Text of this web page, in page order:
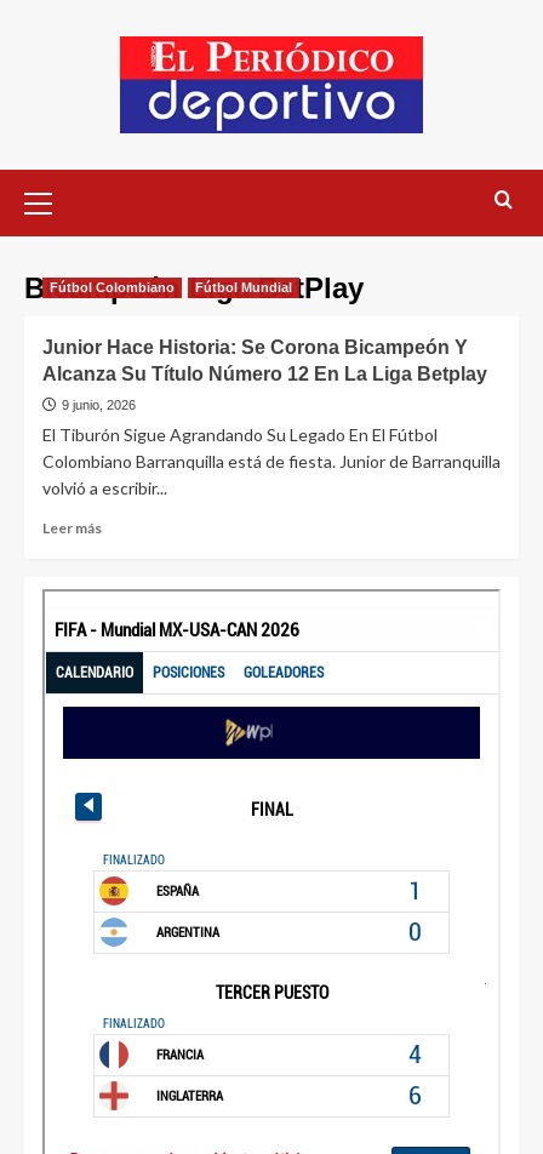
Bicampeón Liga BetPlay
Fútbol Colombiano Fútbol Mundial
Junior Hace Historia: Se Corona Bicampeón Y
Alcanza Su Título Número 12 En La Liga Betplay
9 junio, 2026
El Tiburón Sigue Agrandando Su Legado En El Fútbol
Colombiano Barranquilla está de fiesta. Junior de Barranquilla
volvió a escribir...
Leer más